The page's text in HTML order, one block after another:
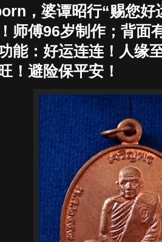
，婆谭昭行“赐您好
师傅96岁制作；背面
能：好运连连！人缘
！避险保平安！